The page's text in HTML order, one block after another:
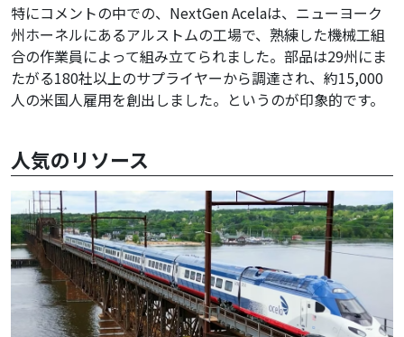
特にコメントの中での、NextGen Acelaは、ニューヨーク
州ホーネルにあるアルストムの工場で、熟練した機械工組
合の作業員によって組み立てられました。部品は29州にま
たがる180社以上のサプライヤーから調達され、約15,000
人の米国人雇用を創出しました。というのが印象的です。
人気のリソース